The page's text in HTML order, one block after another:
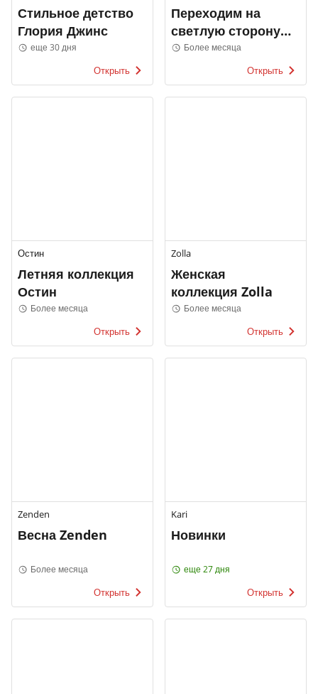
Стильное детство
Глория Джинс
еще 30 дня
Открыть
Переходим на
светлую сторону
Элис
Более месяца
Открыть
Остин
Летняя коллекция
Остин
Более месяца
Открыть
Zolla
Женская
коллекция Zolla
Более месяца
Открыть
Zenden
Весна Zenden
Более месяца
Открыть
Kari
Новинки
еще 27 дня
Открыть